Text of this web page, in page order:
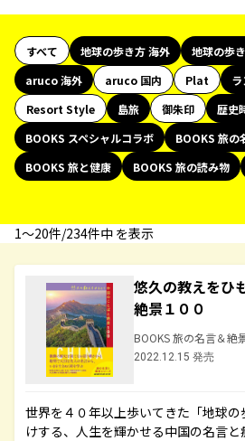
すべて 地球の歩き方 海外
地球の歩
aruco 海外
aruco 国内 Plat
Resort Style
島旅 御朱印 歴史
BOOKS スペシャルコラボ
BOOKS 旅の
BOOKS 旅と健康
BOOKS 旅の読み物
1〜20件/234件中 を表示
悠久の教えをひ
絶景１００
BOOKS 旅の名言＆絶
2022.12.15 発売
世界を４０年以上歩いてきた「地球
けする、人生を輝かせる中国の名言